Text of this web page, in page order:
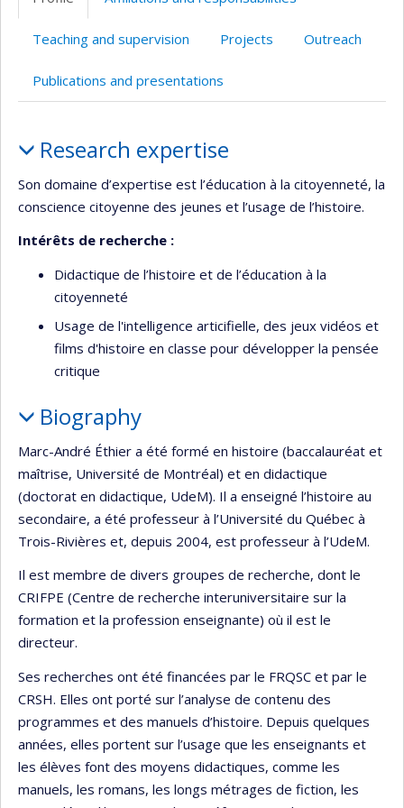
Teaching and supervision Projects Outreach
Publications and presentations
Research expertise
Son domaine d’expertise est l’éducation à la citoyenneté, la
conscience citoyenne des jeunes et l’usage de l’histoire.
Intérêts de recherche :
Didactique de l’histoire et de l’éducation à la
citoyenneté
Usage de l'intelligence articifielle, des jeux vidéos et
films d'histoire en classe pour développer la pensée
critique
Biography
Marc-André Éthier a été formé en histoire (baccalauréat et
maîtrise, Université de Montréal) et en didactique
(doctorat en didactique, UdeM). Il a enseigné l’histoire au
secondaire, a été professeur à l’Université du Québec à
Trois-Rivières et, depuis 2004, est professeur à l’UdeM.
Il est membre de divers groupes de recherche, dont le
CRIFPE (Centre de recherche interuniversitaire sur la
formation et la profession enseignante) où il est le
directeur.
Ses recherches ont été financées par le FRQSC et par le
CRSH. Elles ont porté sur l’analyse de contenu des
programmes et des manuels d’histoire. Depuis quelques
années, elles portent sur l’usage que les enseignants et
les élèves font des moyens didactiques, comme les
manuels, les romans, les longs métrages de fiction, les